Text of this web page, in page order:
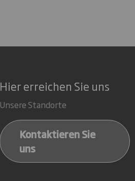
Hier erreichen Sie uns
Unsere Standorte
Kontaktieren Sie
uns